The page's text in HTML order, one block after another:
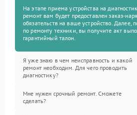
На этапе приема устройства на
ремонт вам будет предоставлен заказ-
обязательств на ваше устройство. Далее,
по ремонту техники, вы получите акт
гарантийный талон.
Я уже знаю в чем неисправность и какой
ремонт необходим. Для чего проводить
диагностику?
Мне нужен срочный ремонт. Сможете
сделать?